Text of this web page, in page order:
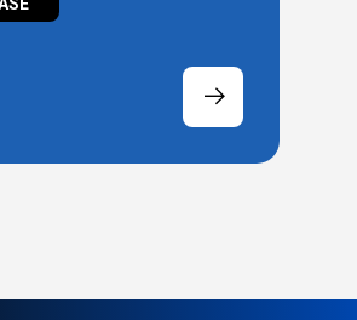
Skalierbarkeit
steigert